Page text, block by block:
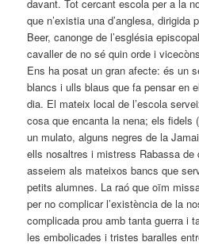
davant. Tot cercant escola per a la
que n’existia una d’anglesa, dirigida
Beer, canonge de l’església
cavaller de no sé quin orde i
Ens ha posat un gran afecte: és un
blancs i ulls blaus que fa pensar en
dia. El mateix local de l’escola
cosa que encanta la nena; els fidels
un mulato, alguns negres de la
ells nosaltres i mistress Rabassa de
asseiem als mateixos bancs que
petits alumnes. La raó que oïm
per no complicar l’existència de la
complicada prou amb tanta guerra i
les embolicades i tristes baralles